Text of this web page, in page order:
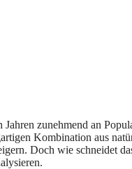
zunehmend an
Kombination aus
Doch wie schneidet